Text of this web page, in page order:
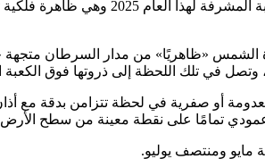
تشهد سماء مكة المكرمة اليوم الثلاثاء
الشمس «ظاهريًا» من مدار السرطان
أو صفرية في لحظة تتزامن بدقة مع
تمامًا على نقطة معينة من سطح
مايو ومنتصف يوليو.